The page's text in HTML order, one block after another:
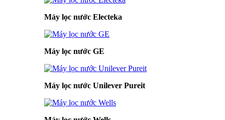
Máy lọc nước Electeka
Máy lọc nước GE
Máy lọc nước Unilever Pureit